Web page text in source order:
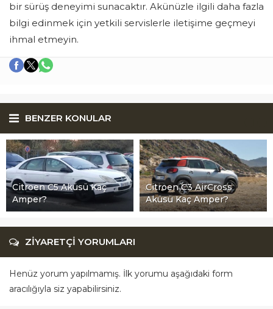
bir sürüş deneyimi sunacaktır. Akünüzle ilgili daha fazla
bilgi edinmek için yetkili servislerle iletişime geçmeyi
ihmal etmeyin.
BENZER KONULAR
Citroen C5 Aküsü Kaç
Amper?
Citroen C3 AirCross
Aküsü Kaç Amper?
ZİYARETÇİ YORUMLARI
Henüz yorum yapılmamış. İlk yorumu aşağıdaki form
aracılığıyla siz yapabilirsiniz.